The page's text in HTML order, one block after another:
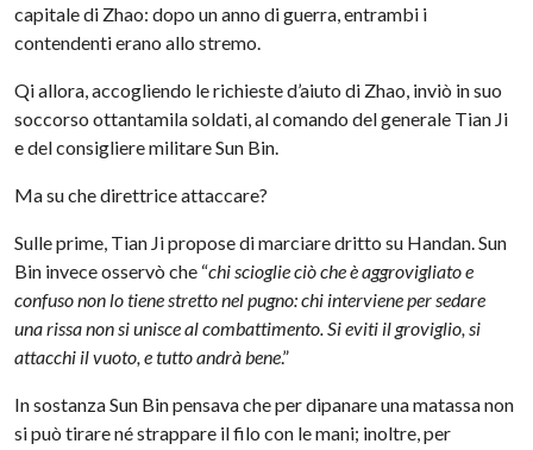
capitale di Zhao: dopo un anno di guerra, entrambi i
contendenti erano allo stremo.
Qi allora, accogliendo le richieste d’aiuto di Zhao, inviò in suo
soccorso ottantamila soldati, al comando del generale Tian Ji
e del consigliere militare Sun Bin.
Ma su che direttrice attaccare?
Sulle prime, Tian Ji propose di marciare dritto su Handan. Sun
Bin invece osservò che “chi scioglie ciò che è aggrovigliato e
confuso non lo tiene stretto nel pugno: chi interviene per sedare
una rissa non si unisce al combattimento. Si eviti il groviglio, si
attacchi il vuoto, e tutto andrà bene.”
In sostanza Sun Bin pensava che per dipanare una matassa non
si può tirare né strappare il filo con le mani; inoltre, per